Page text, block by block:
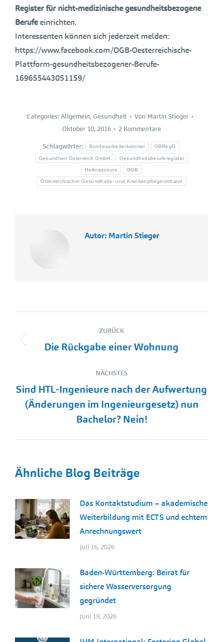
Register für nicht-medizinische gesundheitsbezogene
Berufeeinrichten.
Interessenten können sich jederzeit melden:
https://www.facebook.com/OGB-Oesterreichische-
Plattform-gesundheitsbezogener-Berufe-
169655443051159/
Categories:Allgemein,Gesundheit Von Martin Stieger
Oktober 10, 2016
2 Kommentare
Schlagwörter: Bundesarbeiterkammer GBRegG
Gesundheit Österreich GmbH Gesundheitsberuferegister
Heilmasseure OGB
Österreichischer Gesundheits- und Krankenpflegeverband
Autor: Martin Stieger
Kommentarnavigation
ZURÜCK
Vorheriger
Die Rückgabe einer Wohnung
NÄCHSTES
Nächster
Beitrag:
Sind HTL-Ingenieure nach der Aufwertung
(Änderungen im Ingenieurgesetz) nun
Bachelor? Nein!
Ähnliche Blog Beiträge
Das Kontaktstudium – akademische
Weiterbildung mit ECTS und echtem
Anrechnungswert
Juli 16, 2026
Baden-Württemberg: Beirat für
sichere Wasserversorgung
gegründet
Juni 19, 2026